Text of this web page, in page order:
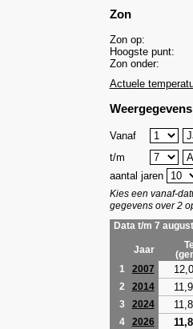
Zon
Zon op:
Hoogste punt:
Zon onder:
Actuele
Vanaf
t/m
aantal jaren
Kies een vanaf-
gegevens over 2
Data t/m 7
Jaar
1
2007
2 2014
3 2024
4 2026